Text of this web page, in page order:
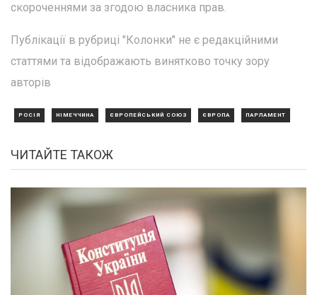
скороченнями за згодою власника прав.
Публікації в рубриці "Колонки" не є редакційними
статтями та відображають винятково точку зору
авторів
РОСІЯ НІМЕЧЧИНА ЄВРОПЕЙСЬКИЙ СОЮЗ ЄВРОПА ПАРЛАМЕНТ
ЧИТАЙТЕ ТАКОЖ